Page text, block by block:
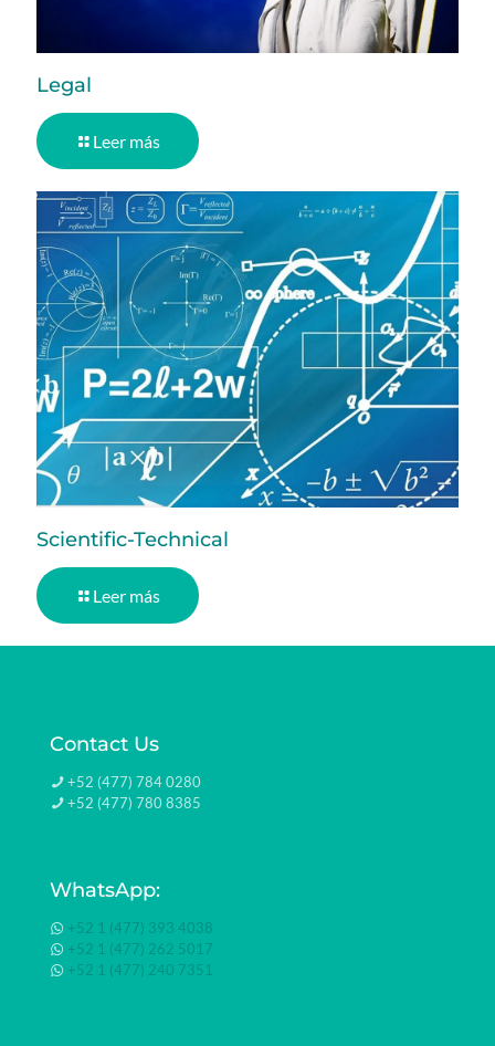
Legal
Leer más
Scientific-Technical
Leer más
Contact Us
+52 (477) 784 0280
+52 (477) 780 8385
WhatsApp:
+52 1 (477) 393 4038
+52 1 (477) 262 5017
+52 1 (477) 240 7351